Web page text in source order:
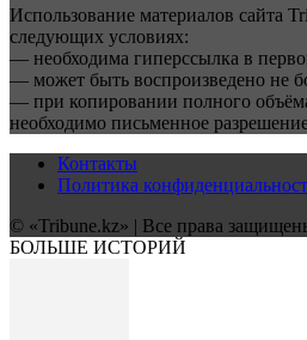
Использование материалов сайта
следующих условиях:
— необходима гиперссылка в
— может быть воспроизведено не
— при копировании полного
необходимо письменное
Контакты
Политика
© «Tribune.kz» | Все права
БОЛЬШЕ ИСТОРИЙ